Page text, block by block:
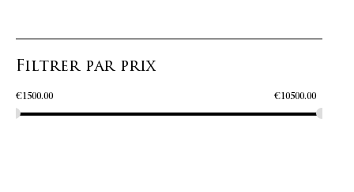
Filtrer par prix
€1500.00 €10500.00